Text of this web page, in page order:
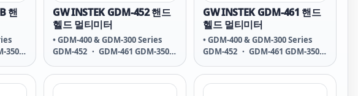
핸
350B
GW INSTEK GDM-452 핸드
헬드 멀티미터
• GDM-400 & GDM-300 Series
GDM-452 ・ GDM-461 GDM-350B
397 ・ GDM-398
GW INSTEK GDM-461 핸드
헬드 멀티미터
• GDM-400 & GDM-300 Series
GDM-452 ・ GDM-461 GDM-350B
397 ・ GDM-398